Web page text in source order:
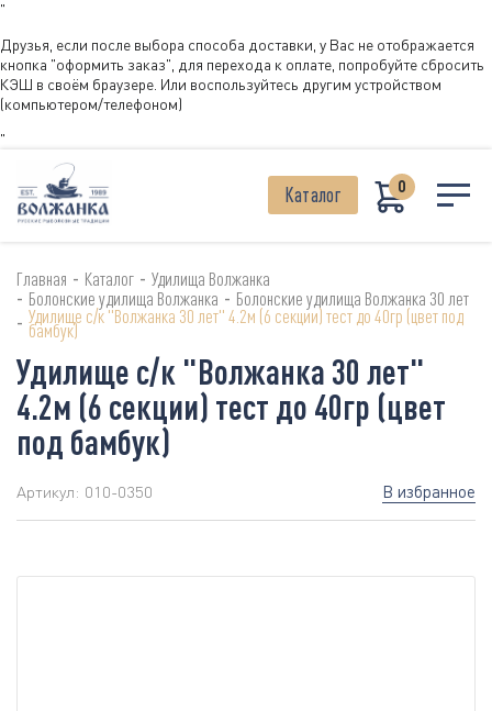
"
Друзья, если после выбора способа доставки, у Вас не отображается
кнопка "оформить заказ", для перехода к оплате, попробуйте сбросить
КЭШ в своём браузере. Или воспользуйтесь другим устройством
(компьютером/телефоном)
"
Каталог 0
Главная - Каталог - Удилища Волжанка
- Болонские удилища Волжанка - Болонские удилища Волжанка 30 лет
- Удилище с/к "Волжанка 30 лет" 4.2м (6 секции) тест до 40гр (цвет под
бамбук)
Удилище с/к "Волжанка 30 лет"
4.2м (6 секции) тест до 40гр (цвет
под бамбук)
Артикул: 010-0350 В избранное